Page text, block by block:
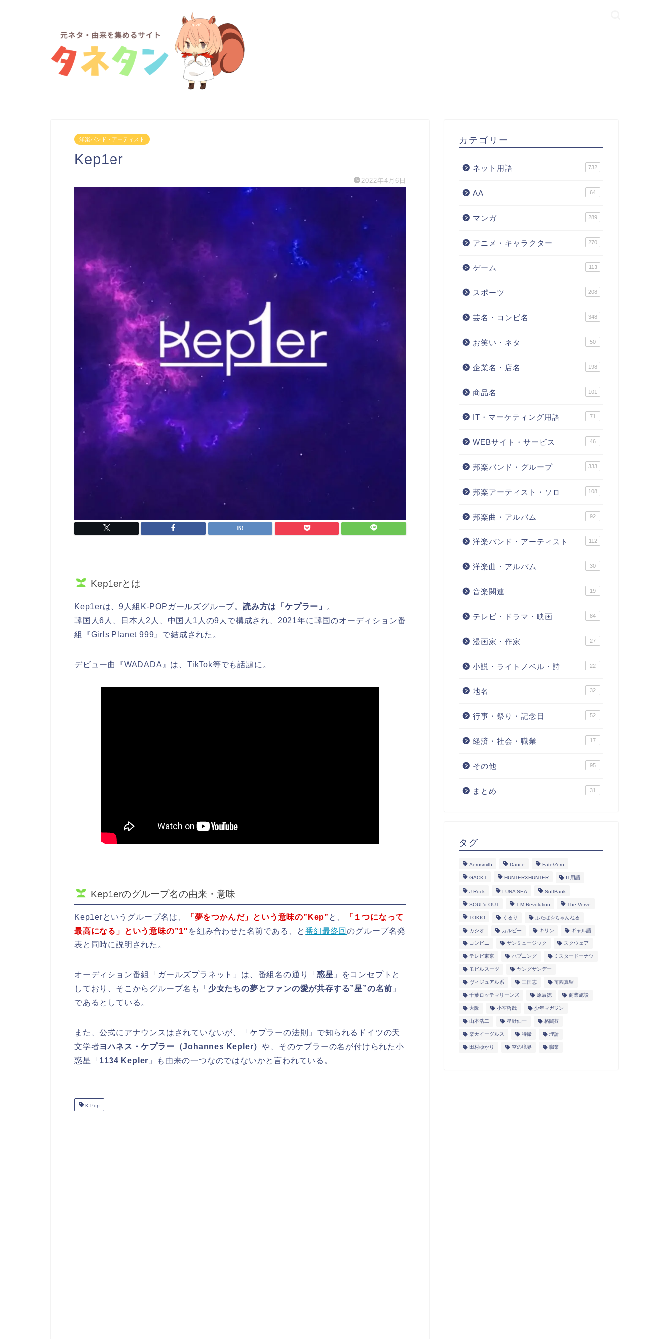
洋楽バンド・アーティスト
Kep1er
2022年4月6日
Kep1erとは
Kep1erは、9人組K-POPガールズグループ。 読み方は「ケプラー」
。
韓国人6人、日本人2人、中国人1人の9人で構成され、2021年に韓国のオーディション番
組『Girls Planet 999』で結成された。
デビュー曲『WADADA』は、TikTok等でも話題に。
Kep1erのグループ名の由来・意味
Kep1erというグループ名は、 「夢をつかんだ」という意味の”Kep” と、
「１つになって
最高になる」という意味の”1″を組み合わせた名前である、と番組最終回のグループ名発
表と同時に説明された。
オーディション番組「ガールズプラネット」は、番組名の通り「惑星 」をコンセプトと
しており、そこからグループ名も「 少女たちの夢とファンの愛が共存する”星”の名前 」
であるとしている。
また、公式にアナウンスはされていないが、「ケプラーの法則」で知られるドイツの天
文学者ヨハネス・ケプラー（Johannes Kepler）や、そのケプラーの名が付けられた小
惑星「 1134 Kepler 」も由来の一つなのではないかと言われている。
K-Pop
カテゴリー
ネット用語 732
AA 64
マンガ 289
アニメ・キャラクター 270
ゲーム 113
スポーツ 208
芸名・コンビ名 348
お笑い・ネタ 50
企業名・店名 198
商品名 101
IT・マーケティング用語 71
WEBサイト・サービス 46
邦楽バンド・グループ 333
邦楽アーティスト・ソロ 108
邦楽曲・アルバム 92
洋楽バンド・アーティスト 112
洋楽曲・アルバム 30
音楽関連 19
テレビ・ドラマ・映画 84
漫画家・作家 27
小説・ライトノベル・詩 22
地名 32
行事・祭り・記念日 52
経済・社会・職業 17
その他 95
まとめ 31
タグ
Aerosmith Dance Fate/Zero
GACKT HUNTERXHUNTER IT用語
J-Rock LUNA SEA SoftBank
SOUL’d OUT T.M.Revolution The Verve
TOKIO くるり ふたば☆ちゃんねる
カシオ カルビー キリン ギャル語
コンビニ サンミュージック スクウェア
テレビ東京 ハプニング ミスタードーナツ
モビルスーツ ヤングサンデー
ヴィジュアル系 三国志 前園真聖
千葉ロッテマリーンズ 原辰徳 商業施設
大阪 小室哲哉 少年マガジン
山本浩二 星野仙一 格闘技
楽天イーグルス 特撮 理論
田村ゆかり 空の境界 職業